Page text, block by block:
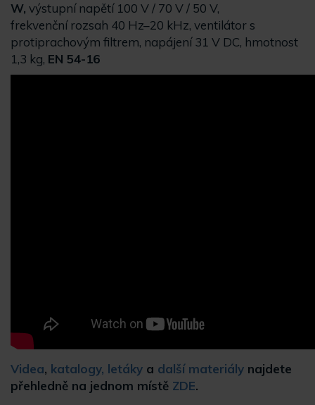
W, výstupní napětí 100 V / 70 V / 50 V,
frekvenční rozsah 40 Hz–20 kHz, ventilátor s
protiprachovým filtrem, napájení 31 V DC, hmotnost
1,3 kg, EN 54-16
Videa, katalogy, letáky a další materiály najdete
přehledně na jednom místě ZDE.